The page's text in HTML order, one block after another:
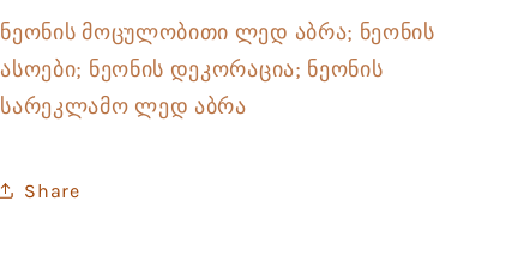
ნეონის მოცულობითი ლედ აბრა; ნეონის
ასოები; ნეონის დეკორაცია; ნეონის
სარეკლამო ლედ აბრა
Share